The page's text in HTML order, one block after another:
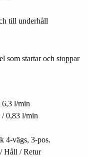
till underhåll
som startar och stoppar
6,3 l/min
/ 0,83 l/min
4-vägs, 3-pos.
Håll / Retur